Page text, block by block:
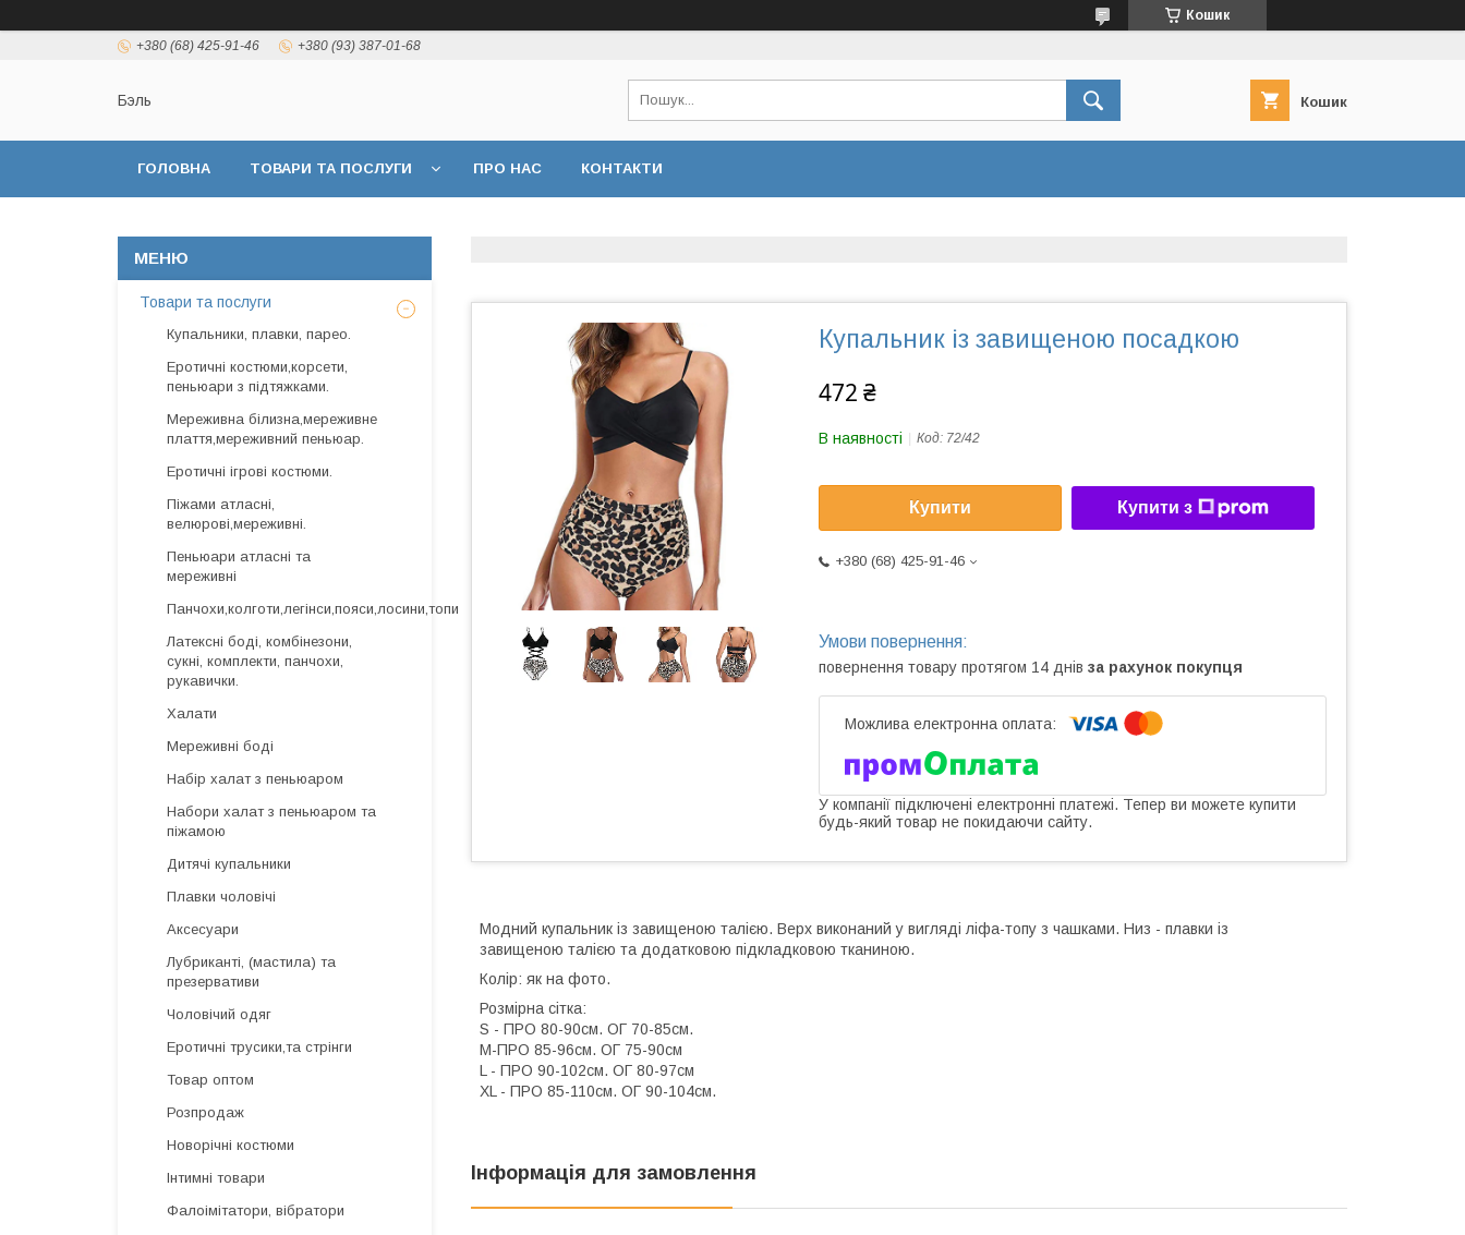
Кошик
+380 (68) 425-91-46 +380 (93) 387-01-68
Бэль Кошик
ГОЛОВНА ТОВАРИ ТА ПОСЛУГИ ПРО НАС КОНТАКТИ
Купальник із завищеною посадкою
472 ₴
В наявності Код: 72/42
Купити Купити з
+380 (68) 425-91-46
повернення товару протягом 14 днів за рахунок покупця
У компанії підключені електронні платежі. Тепер ви можете купити
будь-який товар не покидаючи сайту.
Модний купальник із завищеною талією. Верх виконаний у вигляді ліфа-топу з чашками. Низ - плавки із
завищеною талією та додатковою підкладковою тканиною.
Колір: як на фото.
Розмірна сітка:
S - ПРО 80-90см. ОГ 70-85см.
M-ПРО 85-96см. ОГ 75-90см
L - ПРО 90-102см. ОГ 80-97см
XL - ПРО 85-110см. ОГ 90-104см.
Інформація для замовлення
Товари та послуги
Купальники, плавки, парео.
Еротичні костюми,корсети,
пеньюари з підтяжками.
Мереживна білизна,мереживне
плаття,мереживний пеньюар.
Еротичні ігрові костюми.
Піжами атласні,
велюрові,мереживні.
Пеньюари атласні та
мереживні
Панчохи,колготи,легінси,пояси,лосини,топи
Латексні боді, комбінезони,
сукні, комплекти, панчохи,
рукавички.
Халати
Мереживні боді
Набір халат з пеньюаром
Набори халат з пеньюаром та
піжамою
Дитячі купальники
Плавки чоловічі
Аксесуари
Лубриканті, (мастила) та
презервативи
Чоловічий одяг
Еротичні трусики,та стрінги
Товар оптом
Розпродаж
Новорічні костюми
Інтимні товари
Фалоімітатори, вібратори